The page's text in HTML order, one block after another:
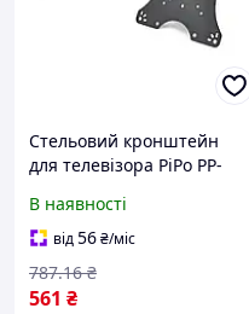
Стельовий кронштейн
для телевізора PiPo PP-
35 кг поворотний чорний
360 градусів BUV
В наявності
від56₴/міс
561 ₴
787.16 ₴